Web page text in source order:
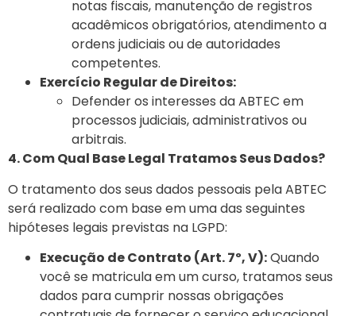
notas fiscais, manutenção de registros
acadêmicos obrigatórios, atendimento a
ordens judiciais ou de autoridades
competentes.
Exercício Regular de Direitos:
Defender os interesses da ABTEC em
processos judiciais, administrativos ou
arbitrais.
4. Com Qual Base Legal Tratamos Seus Dados?
O tratamento dos seus dados pessoais pela ABTEC
será realizado com base em uma das seguintes
hipóteses legais previstas na LGPD:
Execução de Contrato (Art. 7º, V):Quando
você se matricula em um curso, tratamos seus
dados para cumprir nossas obrigações